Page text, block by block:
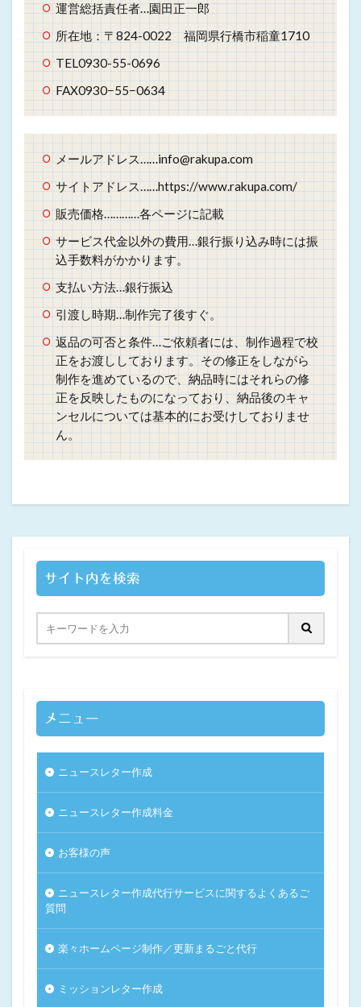
運営総括責任者…園田正一郎
所在地：〒824-0022 福岡県行橋市稲童1710
TEL0930-55-0696
FAX0930−55−0634
メールアドレス……info@rakupa.com
サイトアドレス……https://www.rakupa.com/
販売価格…………各ページに記載
サービス代金以外の費用…銀行振り込み時には振
込手数料がかかります。
支払い方法…銀行振込
引渡し時期…制作完了後すぐ。
返品の可否と条件…ご依頼者には、制作過程で校
正をお渡ししております。その修正をしながら
制作を進めているので、納品時にはそれらの修
正を反映したものになっており、納品後のキャ
ンセルについては基本的にお受けしておりませ
ん。
サイト内を検索
メニュー
ニュースレター作成
ニュースレター作成料金
お客様の声
ニュースレター作成代行サービスに関するよくあるご
質問
楽々ホームページ制作／更新まるごと代行
ミッションレター作成